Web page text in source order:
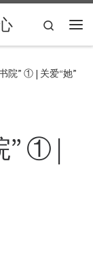
Search
院” ① | 关爱“她”
” ① |